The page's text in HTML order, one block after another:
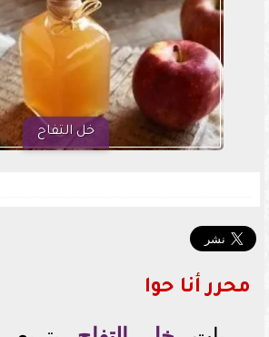
خل التفاح
محرر أنا حوا